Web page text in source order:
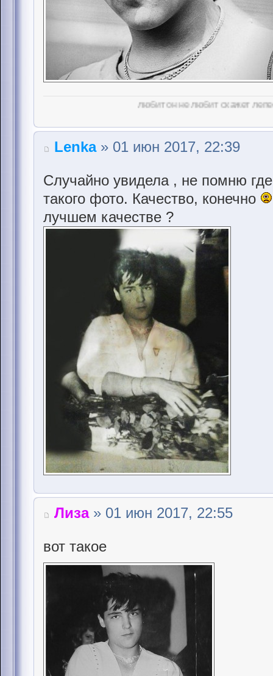
любит он не любит скажет лепесток, белые
Lenka» 01 июн 2017, 22:39
Случайно увидела , не помню
такого фото. Качество, конечно
лучшем качестве ?
Лиза» 01 июн 2017, 22:55
вот такое